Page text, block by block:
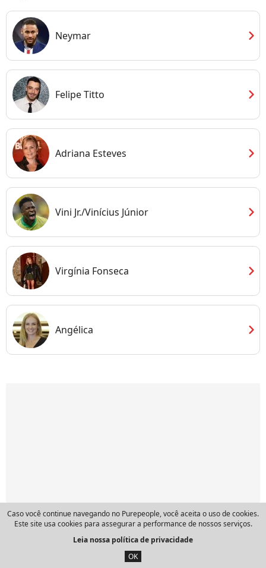
Neymar chevron_right
Felipe Titto chevron_right
Adriana Esteves chevron_right
Vini Jr./Vinícius Júnior chevron_right
Virgínia Fonseca chevron_right
Angélica chevron_right
Caso você continue navegando no Purepeople, você aceita o uso de cookies.
Este site usa cookies para assegurar a performance de nossos serviços.
Leia nossa política de privacidade
OK